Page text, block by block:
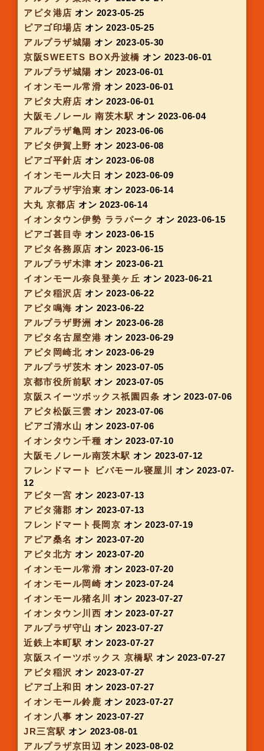
アルプラザ城陽
オン 2023-04-05
アピタ大垣店
ピアゴ ラ フーズコア徳重店
イオンモール高の原
アルプラザ亀岡
オン 2023-04-12
アルプラザ水口
オン 2023-04-12
アピタ一宮店
オン 2023-04-13
ピアゴ井ヶ谷店
イオンモール明和オン 2023-04-13
フレンドマート交野
ピアゴ菰野店
オン 2023-04-20
アピタ大府店
オン 2023-04-20
イオンモール四日市北
JR西梅田駅オン 2023-04-25
アルプラザ亀岡
ピアゴ ラ フーズコア神野店 オン 2023-04-27
ピアゴパワー守山店
アピタ桑名 オン 2023-04-27
イオンモール鈴鹿
オン 2023-04-27
イオンモール鶴見緑地 オン 2023-04-28
ピアゴ清水山店
アピタ緑店
オン 2023-05-03
アルプラザ尼崎 オン 2023-05-03
イオンモール明和
オン 2023-05-03
JR四条駅
オン 2023-05-10
アルプラザつかしん
近商ストア 梅田ヨドバシB1F
アリオ鳳
オン 2023-05-17
アピタ松阪三雲店
アピタ岡崎北店
イオンモール伊丹混陽
アルプラザ栗東 オン 2023-05-24
アピタ港店
オン 2023-05-25
ピアゴ印場店オン 2023-05-25
アルプラザ城陽オン 2023-05-30
京阪SWEETS BOX丹波橋オン 2023-06-01
アルプラザ城陽オン 2023-06-01
イオンモール常滑オン 2023-06-01
アピタ大府店オン 2023-06-01
大阪モノレール 南茨木駅オン 2023-06-04
アルプラザ亀岡オン 2023-06-06
アピタ伊賀上野オン 2023-06-08
ピアゴ平針店オン 2023-06-08
イオンモール大日オン 2023-06-09
アルプラザ宇治東 オン 2023-06-14
大丸 京都店オン 2023-06-14
イオンタウン伊勢 ララパークオン 2023-06-15
ピアゴ甚目寺オン 2023-06-15
アピタ各務原店オン 2023-06-15
アルプラザ木津オン 2023-06-21
イオンモール奈良登美ヶ丘オン 2023-06-21